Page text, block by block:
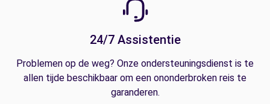
24/7 Assistentie
Problemen op de weg? Onze ondersteuningsdienst is te
allen tijde beschikbaar om een ononderbroken reis te
garanderen.